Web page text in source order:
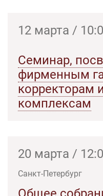
12 марта /
Семинар,
фирменным
корректорам
комплексам
20 марта /
Санкт-Петербург